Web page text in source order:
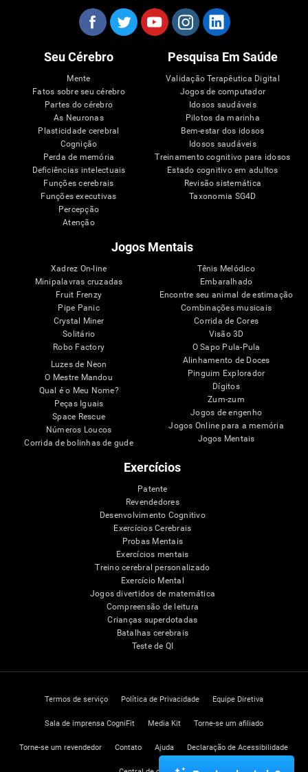
Seu Cérebro
Mente
Fatos sobre seu cérebro
Partes do cérebro
As Neuronas
Plasticidade cerebral
Cognição
Perda de memória
Deficiências intelectuais
Funções cerebrais
Funções executivas
Percepção
Atenção
Pesquisa Em Saúde
Validação Terapêutica Digital
Jogos de computador
Idosos saudáveis
Pilotos da marinha
Bem-estar dos idosos
Idosos saudáveis
Treinamento cognitivo para idosos
Estado cognitivo em adultos
Revisão sistemática
Taxonomia SG4D
Jogos Mentais
Xadrez On-line
Minipalavras cruzadas
Fruit Frenzy
Pipe Panic
Crystal Miner
Solitário
Robo Factory
Luzes de Neon
O Mestre Mandou
Qual é o Meu Nome?
Peças Iguais
Space Rescue
Números Loucos
Corrida de bolinhas de gude
Tênis Melódico
Embaralhado
Encontre seu animal de estimação
Combinações musicais
Corrida de Cores
Visão 3D
O Sapo Pula-Pula
Alinhamento de Doces
Pinguim Explorador
Dígitos
Zum-zum
Jogos de engenho
Jogos Online para a memória
Jogos Mentais
Exercícios
Patente
Revendedores
Desenvolvimento Cognitivo
Exercícios Cerebrais
Probas Mentais
Exercícios mentais
Treino cerebral personalizado
Exercício Mental
Jogos divertidos de matemática
Compreensão de leitura
Crianças superdotadas
Batalhas cerebrais
Teste de QI
Termos de serviço Política de Privacidade Equipe Diretiva
Sala de imprensa CogniFit Media Kit Torne-se um afiliado
Torne-se um revendedor Contato Ajuda Declaração de Acessibilidade